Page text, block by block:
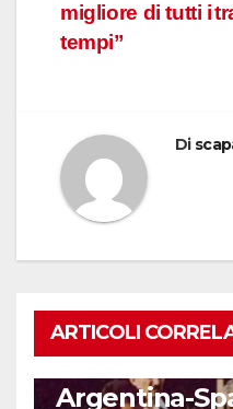
migliore di tutti i
tempi”
Di
ARTICOLI
Argentina-